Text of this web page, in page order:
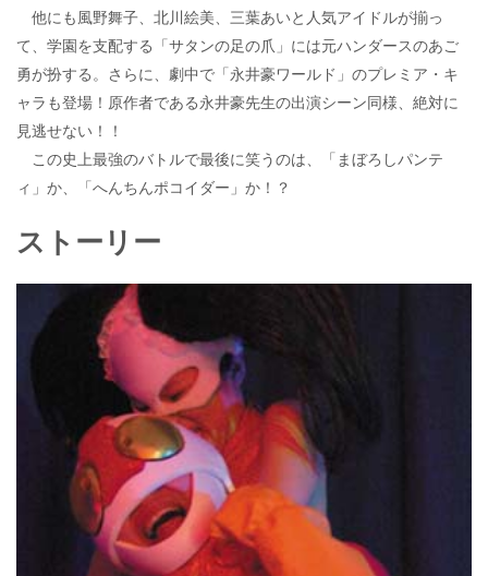
他にも風野舞子、北川絵美、三葉あいと人気アイドルが揃っ
て、学園を支配する「サタンの足の爪」には元ハンダースのあご
勇が扮する。さらに、劇中で「永井豪ワールド」のプレミア・キ
ャラも登場！原作者である永井豪先生の出演シーン同様、絶対に
見逃せない！！
この史上最強のバトルで最後に笑うのは、「まぼろしパンテ
ィ」か、「へんちんポコイダー」か！？
ストーリー